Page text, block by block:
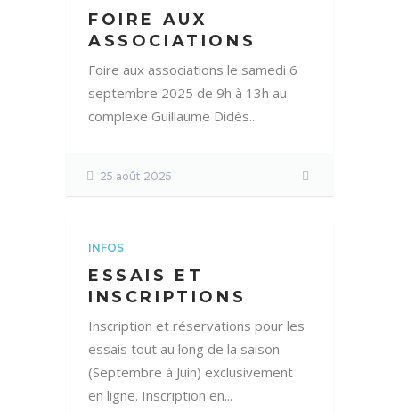
FOIRE AUX
ASSOCIATIONS
Foire aux associations le samedi 6
septembre 2025 de 9h à 13h au
complexe Guillaume Didès...
25 août 2025
INFOS
ESSAIS ET
INSCRIPTIONS
Inscription et réservations pour les
essais tout au long de la saison
(Septembre à Juin) exclusivement
en ligne. Inscription en...